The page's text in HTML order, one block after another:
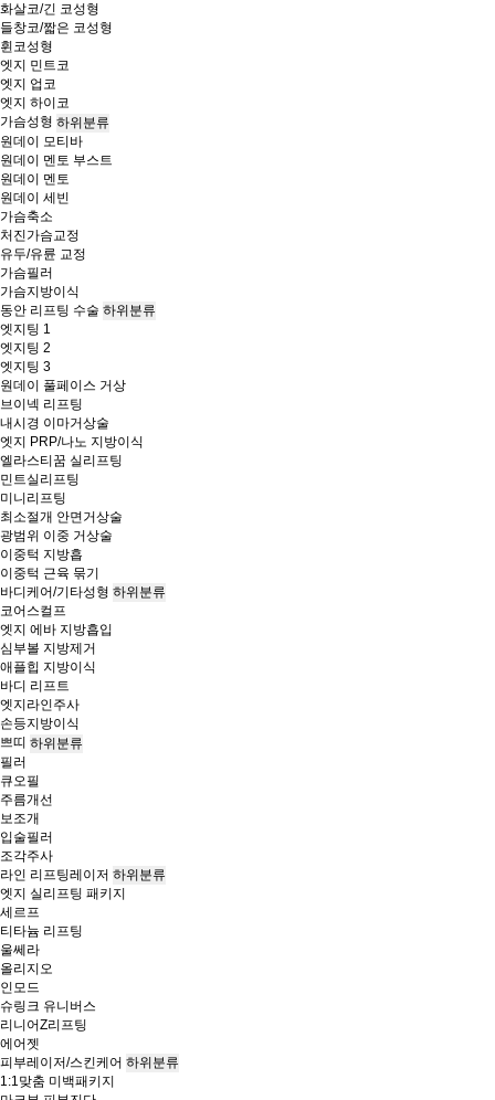
화살코/긴 코성형
들창코/짧은 코성형
휜코성형
엣지 민트코
엣지 업코
엣지 하이코
가슴성형 하위분류
원데이 모티바
원데이 멘토 부스트
원데이 멘토
원데이 세빈
가슴축소
처진가슴교정
유두/유륜 교정
가슴필러
가슴지방이식
동안 리프팅 수술 하위분류
엣지팅 1
엣지팅 2
엣지팅 3
원데이 풀페이스 거상
브이넥 리프팅
내시경 이마거상술
엣지 PRP/나노 지방이식
엘라스티꿈 실리프팅
민트실리프팅
미니리프팅
최소절개 안면거상술
광범위 이중 거상술
이중턱 지방흡
이중턱 근육 묶기
바디케어/기타성형 하위분류
코어스컬프
엣지 에바 지방흡입
심부볼 지방제거
애플힙 지방이식
바디 리프트
엣지라인주사
손등지방이식
쁘띠 하위분류
필러
큐오필
주름개선
보조개
입술필러
조각주사
라인 리프팅레이저 하위분류
엣지 실리프팅 패키지
세르프
티타늄 리프팅
울쎄라
올리지오
인모드
슈링크 유니버스
리니어Z리프팅
에어젯
피부레이저/스킨케어 하위분류
1:1맞춤 미백패키지